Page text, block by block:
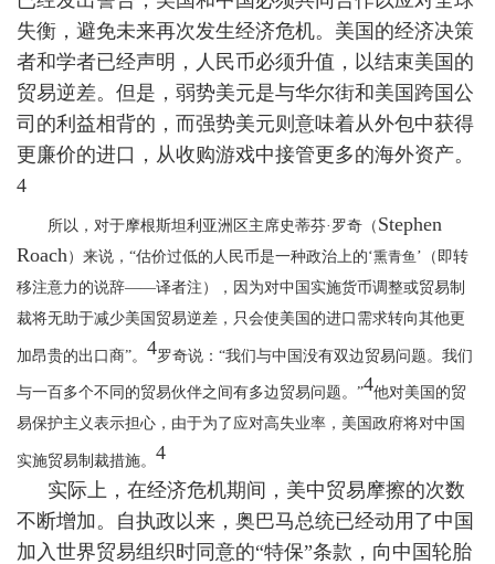
失衡，避免未来再次发生经济危机。美国的经济决策
者和学者已经声明，人民币必须升值，以结束美国的
贸易逆差。但是，弱势美元是与华尔街和美国跨国公
司的利益相背的，而强势美元则意味着从外包中获得
更廉价的进口，从收购游戏中接管更多的海外资产。
4
所以，对于摩根斯坦利亚洲区主席史蒂芬·罗奇（ Stephen
Roach）来说，“估价过低的人民币是一种政治上的‘熏青鱼 ’（即转
移注意力的说辞——译者注），因为对中国实施货币调整或贸易制
裁将无助于减少美国贸易逆差，只会使美国的进口需求转向其他更
加昂贵的出口商”。 4罗奇说：“我们与中国没有双边贸易问题。我们
与一百多个不同的贸易伙伴之间有多边贸易问题。”4他对美国的贸
易保护主义表示担心，由于为了应对高失业率，美国政府将对中国
实施贸易制裁措施。 4
实际上，在经济危机期间，美中贸易摩擦的次数
不断增加。自执政以来，奥巴马总统已经动用了中国
加入世界贸易组织时同意的“特保”条款，向中国轮胎